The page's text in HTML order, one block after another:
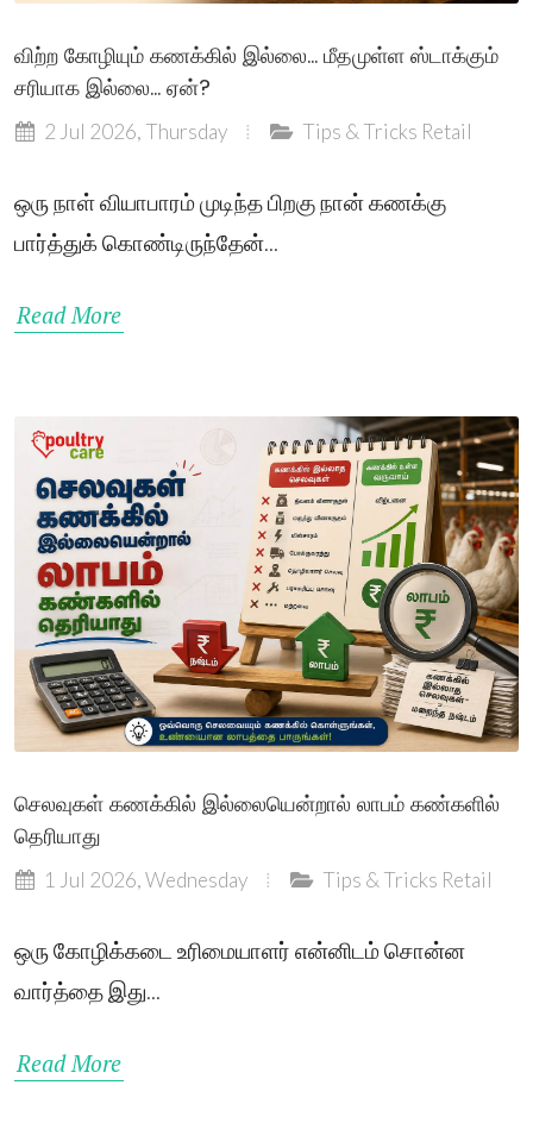
விற்ற கோழியும் கணக்கில் இல்லை... மீதமுள்ள ஸ்டாக்கும்
சரியாக இல்லை... ஏன்?
2 Jul 2026, Thursday Tips & Tricks Retail
ஒரு நாள் வியாபாரம் முடிந்த பிறகு நான் கணக்கு
பார்த்துக் கொண்டிருந்தேன்...
Read More
செலவுகள் கணக்கில் இல்லையென்றால் லாபம் கண்களில்
தெரியாது
1 Jul 2026, Wednesday Tips & Tricks Retail
ஒரு கோழிக்கடை உரிமையாளர் என்னிடம் சொன்ன
வார்த்தை இது...
Read More